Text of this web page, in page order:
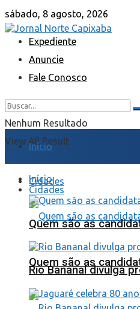
sábado, 8 agosto, 2026
Expediente
Anuncie
Fale Conosco
Nenhum Resultado
View All Result
Início
Cidades
Quem são as
Início
Cidades
Quem são as
Rio Bananal divulga